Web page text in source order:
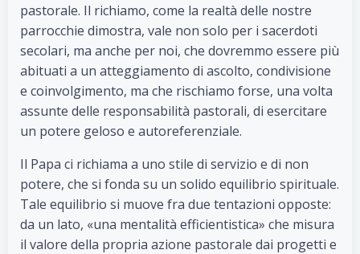
pastorale. Il richiamo, come la realtà delle nostre
parrocchie dimostra, vale non solo per i sacerdoti
secolari, ma anche per noi, che dovremmo essere più
abituati a un atteggiamento di ascolto, condivisione
e coinvolgimento, ma che rischiamo forse, una volta
assunte delle responsabilità pastorali, di esercitare
un potere geloso e autoreferenziale.
Il Papa ci richiama a uno stile di servizio e di non
potere, che si fonda su un solido equilibrio spirituale.
Tale equilibrio si muove fra due tentazioni opposte:
da un lato, «una mentalità efficientistica» che misura
il valore della propria azione pastorale dai progetti e